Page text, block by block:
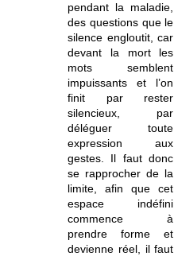
pendant la maladie,
des questions que le
silence engloutit, car
devant la mort les
mots semblent
impuissants et l’on
finit par rester
silencieux, par
déléguer toute
expression aux
gestes. Il faut donc
se rapprocher de la
limite, afin que cet
espace indéfini
commence à
prendre forme et
devienne réel, il faut